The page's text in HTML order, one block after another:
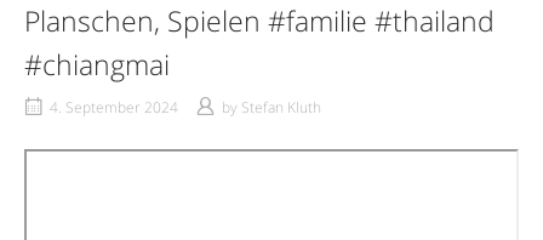
Planschen, Spielen #familie #thailand
#chiangmai
4. September 2024 by Stefan Kluth